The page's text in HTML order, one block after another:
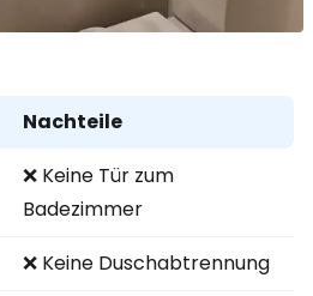
Nachteile
❌ Keine Tür zum
Badezimmer
❌ Keine Duschabtrennung